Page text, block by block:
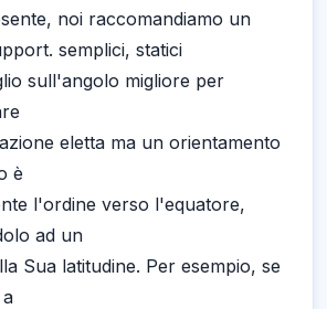
noi raccomandiamo un
semplici, statici
sull'angolo migliore per
eletta ma un orientamento
è
l'ordine verso l'equatore,
ad un
Sua latitudine. Per esempio, se